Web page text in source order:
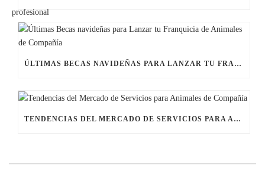
ÚLTIMAS BECAS NAVIDEÑAS PARA LANZAR TU FRANQUICIA DE ANIMALES DE COMPAÑÍA
TENDENCIAS DEL MERCADO DE SERVICIOS PARA ANIMALES DE COMPAÑÍA